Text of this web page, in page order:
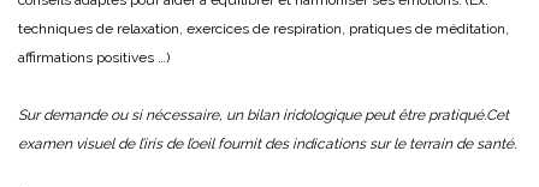
techniques de relaxation, exercices de respiration, pratiques de méditation,
affirmations positives …)
Sur demande ou si nécessaire, un bilan iridologique peut être pratiqué.Cet
examen visuel de l’iris de l’oeil fournit des indications sur le terrain de santé.